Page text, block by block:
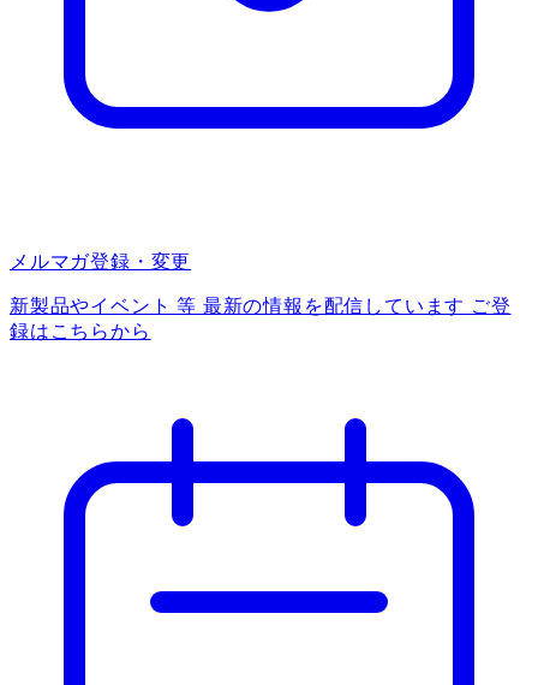
メルマガ登録・変更
新製品やイベント 等 最新の情報を配信しています ご登
録はこちらから